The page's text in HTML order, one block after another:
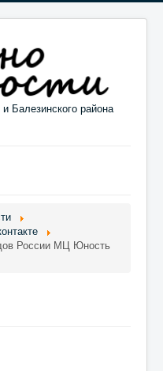
Балезинского района
России МЦ Юность